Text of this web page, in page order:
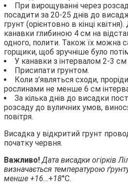
При вирощуванні через
посадити за 20-25 днів до
грунт (орієнтовно в кінці
канавки глибиною 4 см на
одного, полити. Також їх можна
горщики, щоб зручніше було
У канавки з інтервалом 2-3 см
Присипати грунтом.
Коли з’являться сходи,
рослинами не менше 6 см
За кілька днів до висадки
розсаду до вуличних умов,
повітря.
Висадка у відкритий грунт
початку червня.
Важливо!Дата висадки огірків
визначається температурою
менше +16…+18°С.